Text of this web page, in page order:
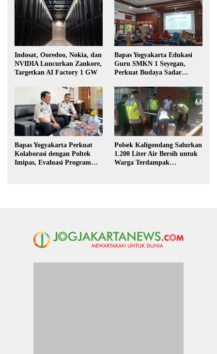
Indosat, Ooredoo, Nokia, dan
NVIDIA Luncurkan Zankore,
Targetkan AI Factory 1 GW
Bapas Yogyakarta Edukasi
Guru SMKN 1 Seyegan,
Perkuat Budaya Sadar
Bapas Yogyakarta Perkuat
Kolaborasi dengan Poltek
Imipas, Evaluasi Program
Polsek Kaligondang Salurkan
1.200 Liter Air Bersih untuk
Warga Terdampak